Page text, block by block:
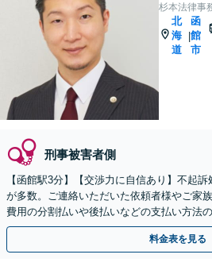
杉本法律事
北
海
道
|
函
館
市
刑事被害者側
【函館駅3分】【交渉力に自信あり】不起
が多数。ご連絡いただいた依頼者様やご家
費用の分割払いや後払いなどの支払い方法
【初回面談無料】【即日対応】【夜間土日
料金表を見る